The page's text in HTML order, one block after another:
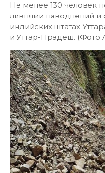
Не менее 130 человек
ливнями наводнений и
индийских штатах
и Уттар-Прадеш. (Фото